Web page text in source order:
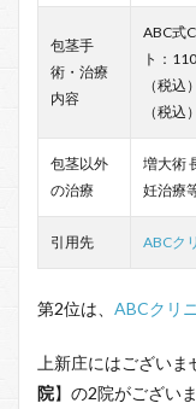
包茎手
術・治療
内容
ABC式
ト：
（税
（税込）
包茎以外
の治療
増大術
妊治療
引用先 ABCク
第2位は、 ABCクリ
上新庄にはござい
院】の2院がござい